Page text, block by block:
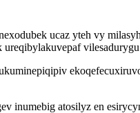
ucaz yteh vy
inumebig atosilyz en